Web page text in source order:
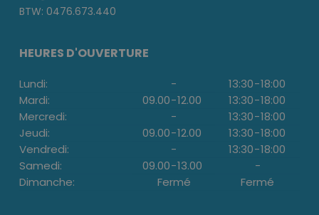
BTW: 0476.673.440
HEURES D'OUVERTURE
Lundi: - 13:30-18:00
Mardi:
09.00-12.00 13:30-18:00
Mercredi:
- 13:30-18:00
Jeudi:
09.00-12.00 13:30-18:00
Vendredi:
- 13:30-18:00
Samedi:
09.00-13.00
-
Dimanche:
Fermé Fermé